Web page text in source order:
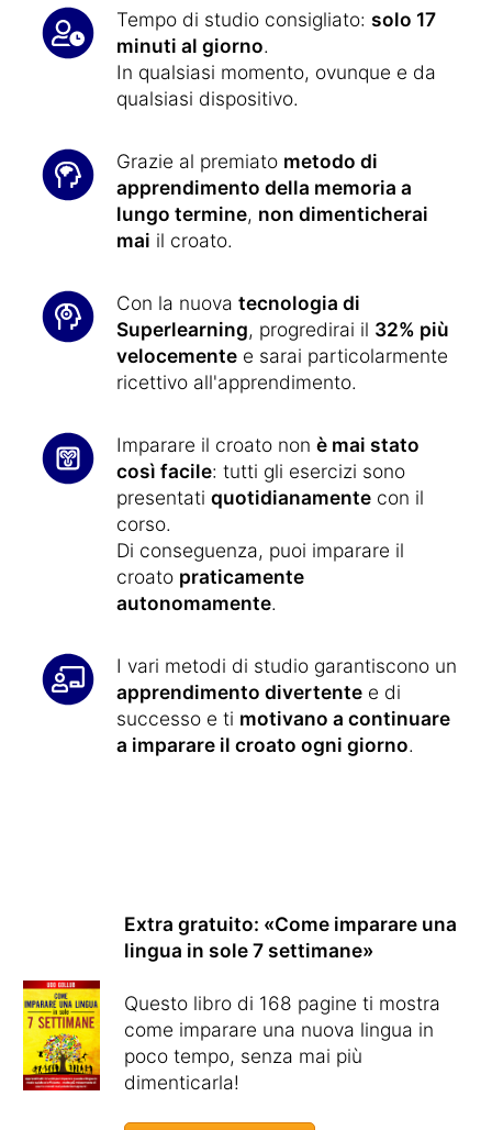
Tempo di studio consigliato: solo 17
minuti al giorno.
In qualsiasi momento, ovunque e da
qualsiasi dispositivo.
Grazie al premiato metodo di
apprendimento della memoria a
lungo termine, non dimenticherai
mai il croato.
Con la nuova tecnologia di
Superlearning, progredirai il 32% più
velocemente e sarai particolarmente
ricettivo all'apprendimento.
Imparare il croato non è mai stato
così facile: tutti gli esercizi sono
presentati quotidianamente con il
corso.
Di conseguenza, puoi imparare il
croato praticamente
autonomamente.
I vari metodi di studio garantiscono un
apprendimento divertente e di
successo e ti motivano a continuare
a imparare il croato ogni giorno.
Extra gratuito: «Come imparare una
lingua in sole 7 settimane»
Questo libro di 168 pagine ti mostra
come imparare una nuova lingua in
poco tempo, senza mai più
dimenticarla!